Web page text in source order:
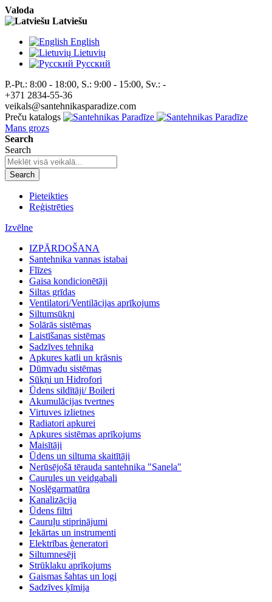
Valoda
Latviešu
English
Lietuvių
Pусский
P.-Pt.: 8:00 - 18:00, S.: 9:00 - 15:00, Sv.: -
+371 2834-55-36
veikals@santehnikasparadize.com
Preču katalogs
Mans grozs
Search
Search
Search
Pieteikties
Reģistrēties
Izvēlne
IZPĀRDOŠANA
Santehnika vannas istabai
Flīzes
Gaisa kondicionētāji
Siltas grīdas
Ventilatori/Ventilācijas aprīkojums
Siltumsūkņi
Solārās sistēmas
Laistīšanas sistēmas
Sadzīves tehnika
Apkures katli un krāsnis
Dūmvadu sistēmas
Sūkņi un Hidrofori
Ūdens sildītāji/ Boileri
Akumulācijas tvertnes
Virtuves izlietnes
Radiatori apkurei
Apkures sistēmas aprīkojums
Maisītāji
Ūdens un siltuma skaitītāji
Nerūsējošā tērauda santehnika "Sanela"
Caurules un veidgabali
Noslēgarmatūra
Kanalizācija
Ūdens filtri
Cauruļu stiprinājumi
Iekārtas un instrumenti
Elektrības ģeneratori
Siltumnesēji
Strūklaku aprīkojums
Gaismas šahtas un logi
Sadzīves ķīmija